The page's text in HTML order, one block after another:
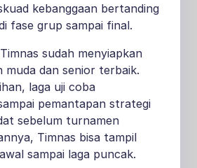
kebanggaan bertanding
fase grup sampai final.
sudah menyiapkan
muda dan senior terbaik.
laga uji coba
pemantapan strategi
sebelum turnamen
Timnas bisa tampil
sampai laga puncak.